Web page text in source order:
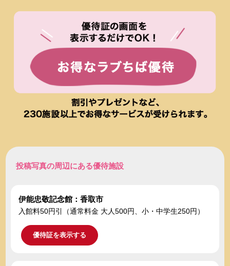
投稿写真の周辺にある優待施設
伊能忠敬記念館：香取市
入館料50円引（通常料金 大人500円、小・中学生250円）
優待証を表示する